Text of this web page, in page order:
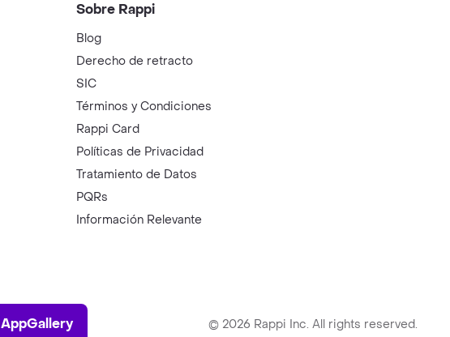
Sobre Rappi
Blog
Derecho de retracto
SIC
Términos y Condiciones
Rappi Card
Políticas de Privacidad
Tratamiento de Datos
PQRs
Información Relevante
AppGallery
AppGallery © 2026 Rappi Inc. All rights reserved.